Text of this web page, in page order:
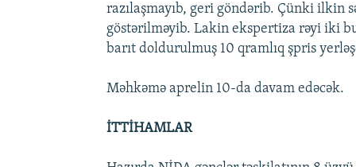
razılaşmayıb, geri göndərib. Çünki ilkin
göstərilməyib. Lakin ekspertiza rəyi iki
barıt doldurulmuş 10 qramlıq şpris
Məhkəmə aprelin 10-da davam edəcək.
İTTİHAMLAR